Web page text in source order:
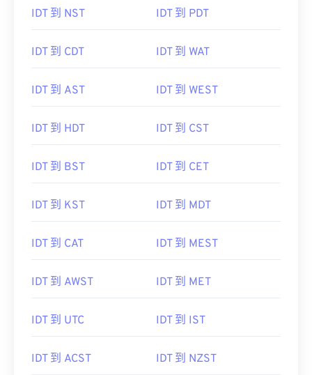
IDT 到 NST IDT 到 PDT
IDT 到 CDT IDT 到 WAT
IDT 到 AST IDT 到 WEST
IDT 到 HDT IDT 到 CST
IDT 到 BST IDT 到 CET
IDT 到 KST IDT 到 MDT
IDT 到 CAT IDT 到 MEST
IDT 到 AWST IDT 到 MET
IDT 到 UTC IDT 到 IST
IDT 到 ACST IDT 到 NZST